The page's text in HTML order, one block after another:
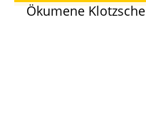
Ökumene Klotzsche